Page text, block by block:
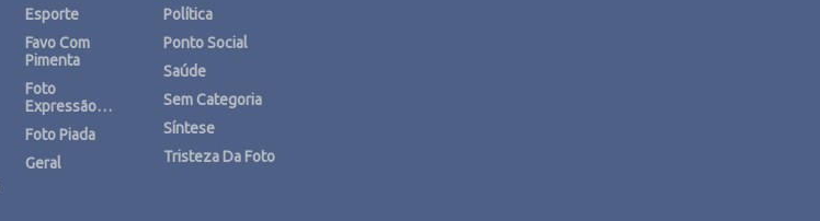
Esporte
Favo Com
Pimenta
Foto
Expressão…
Foto Piada
Geral
Política
Ponto Social
Saúde
Sem Categoria
Síntese
Tristeza Da Foto